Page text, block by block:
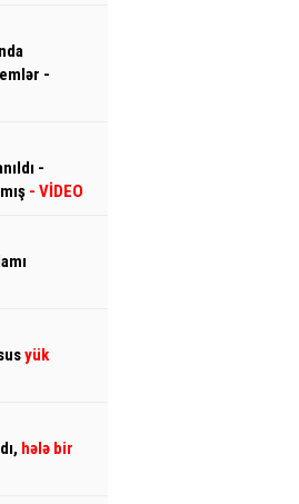
-
-
- VİDEO
yük
hələ bir